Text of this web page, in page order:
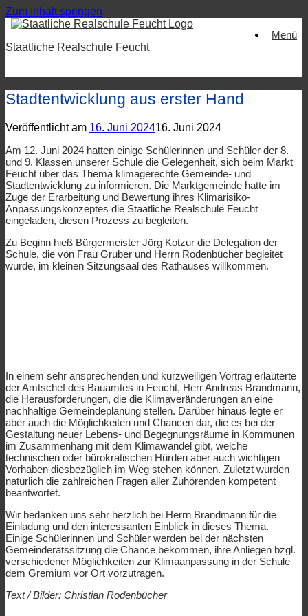
Zum Inhalt springen
Staatliche Realschule Feucht
Menü
Stadtentwicklung aus erster Hand
Veröffentlicht am 16. Juni 202416. Juni 2024
Am 12. Juni 2024 hatten einige Schülerinnen und Schüler der 8.
und 9. Klassen unserer Schule die Gelegenheit, sich beim Markt
Feucht über das Thema klimagerechte Gemeinde- und
Stadtentwicklung zu informieren. Die Marktgemeinde hatte im
Zuge der Erarbeitung und Bewertung ihres Klimarisiko-
Anpassungskonzeptes die Staatliche Realschule Feucht
eingeladen, diesen Prozess zu begleiten.
Zu Beginn hieß Bürgermeister Jörg Kotzur die Delegation der
Schule, die von Frau Gruber und Herrn Rodenbücher begleitet
wurde, im kleinen Sitzungsaal des Rathauses willkommen.
In einem sehr ansprechenden und kurzweiligen Vortrag erläuterte
der Amtschef des Bauamtes in Feucht, Herr Andreas Brandmann,
die Herausforderungen, die die Klimaveränderungen an eine
nachhaltige Gemeindeplanung stellen. Darüber hinaus legte er
aber auch die Möglichkeiten und Chancen dar, die es bei der
Gestaltung neuer Lebens- und Begegnungsräume in Kommunen
im Zusammenhang mit dem Klimawandel gibt, welche
technischen oder bürokratischen Hürden aber auch wichtigen
Vorhaben diesbezüglich im Weg stehen können. Zuletzt wurden
natürlich die zahlreichen Fragen aller Zuhörenden kompetent
beantwortet.
Wir bedanken uns sehr herzlich bei Herrn Brandmann für die
Einladung und den interessanten Einblick in dieses Thema.
Einige Schülerinnen und Schüler werden bei der nächsten
Gemeinderatssitzung die Chance bekommen, ihre Anliegen bzgl.
verschiedener Möglichkeiten zur Klimaanpassung in der Schule
dem Gremium vor Ort vorzutragen.
Text / Bilder: Christian Rodenbücher